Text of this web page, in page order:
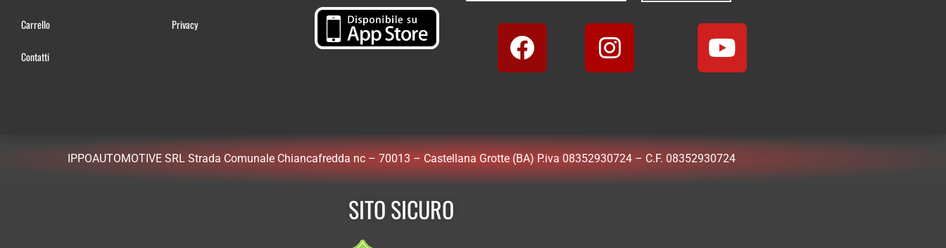
Carrello
Contatti
Privacy
IPPOAUTOMOTIVE SRL Strada Comunale Chiancafredda nc – 70013 – Castellana Grotte (BA) P.iva 08352930724 – C.F. 08352930724
SITO SICURO